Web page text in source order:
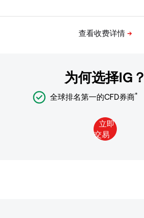
为何选择IG？
全球排名第一的CFD券商*